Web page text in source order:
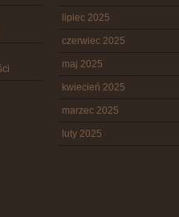
lipiec 2025
czerwiec 2025
maj 2025
kwiecień 2025
marzec 2025
luty 2025